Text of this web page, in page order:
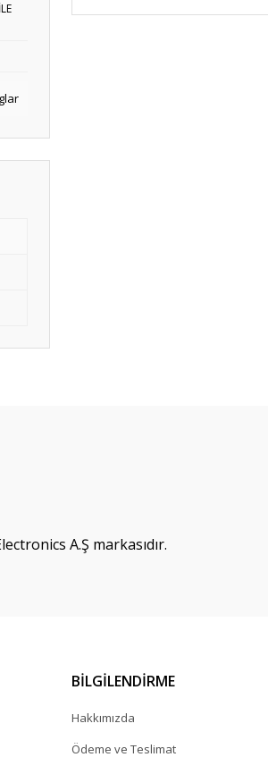
A.Ş markasıdır.
BİLGİLENDİRME
Hakkımızda
Ödeme ve Teslimat